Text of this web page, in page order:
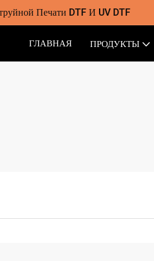
Печати DTF И UV DTF
ГЛАВНАЯ ПРОДУКТЫ